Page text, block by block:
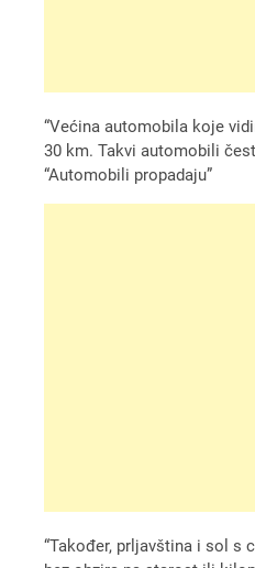
“Većina automobila koje
30 km. Takvi automobili
“Automobili propadaju”
“Također, prljavština i sol s